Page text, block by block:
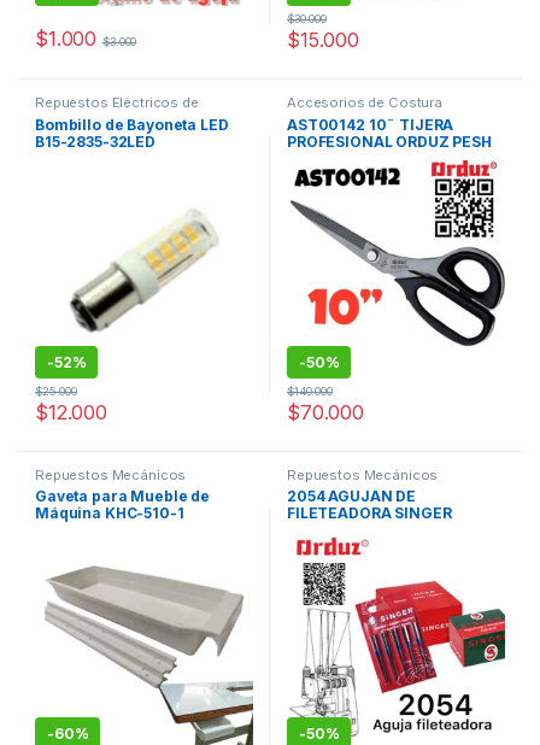
$1.000 $3.000 $15.000
$30.000
Repuestos Eléctricos de
maquinas de coser
Bombillo de Bayoneta LED
B15-2835-32LED
-52%
$12.000
$25.000
Accesorios de Costura
Maquinas de coser
AST00142 10¨ TIJERA
PROFESIONAL ORDUZ PESH
-50%
$70.000
$140.000
Repuestos Mecánicos
Gaveta para Mueble de
Máquina KHC-510-1
-60%
Repuestos Mecánicos
2054 AGUJAN DE
FILETEADORA SINGER
-50%